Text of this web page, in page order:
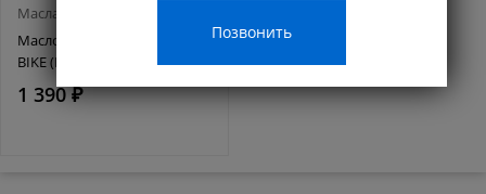
Масла и смазки
Масло MISHIMO 4T ROAD
BIKE (EXTRA) 10w40 1 л
1 390 ₽
Позвонить